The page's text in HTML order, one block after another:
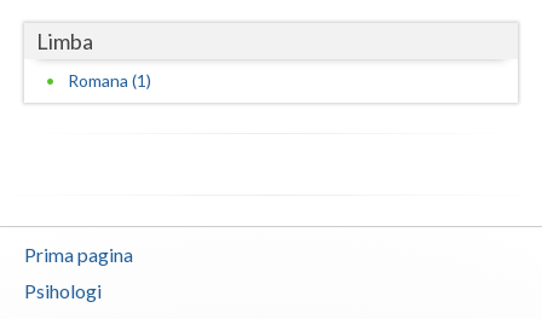
Limba
Romana (1)
Prima pagina
Psihologi